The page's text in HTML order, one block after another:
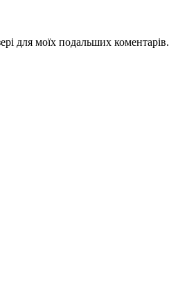
для моїх подальших коментарів.